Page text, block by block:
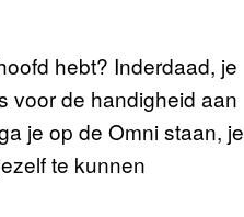
hebt? Inderdaad, je
voor de handigheid aan
je op de Omni staan, je
te kunnen